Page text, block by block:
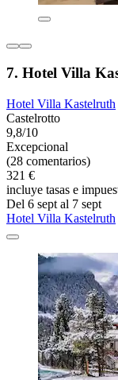
7. Hotel Villa
Hotel Villa Kastelruth
Castelrotto
9,8/10
Excepcional
(28 comentarios)
321 €
incluye tasas e
Del 6 sept al 7 sept
Hotel Villa Kastelruth